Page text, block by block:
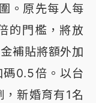
。原先每人每
的門檻，將放
補貼將額外加
0.5倍。以台
新婚育有1名